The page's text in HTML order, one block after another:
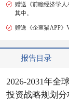
赠送《前瞻经济学
其中。
赠送《企查猫APP》
报告目录
2026-2031年全
投资战略规划